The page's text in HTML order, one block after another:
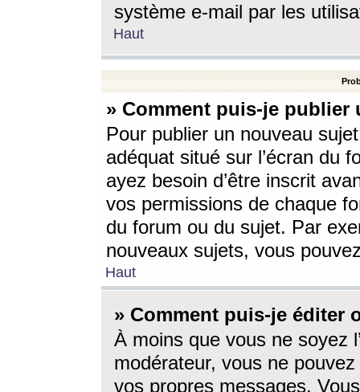
système e-mail par les
Haut
» Comment puis-je
Pour publier un nouveau
adéquat situé sur l’écran du
ayez besoin d’être inscrit
vos permissions de chaque
du forum ou du sujet. Par
nouveaux sujets, vous
Haut
» Comment puis-je éditer
À moins que vous ne soyez
modérateur, vous ne
vos propres messages.